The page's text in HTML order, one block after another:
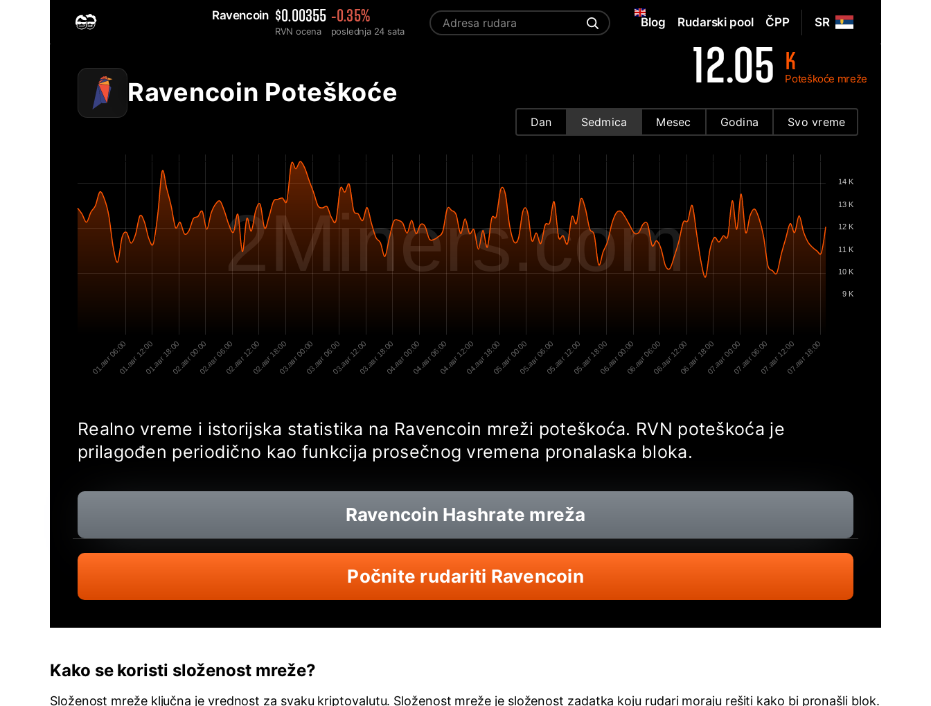
Ravencoin $0.00355
RVN ocena
-0.35%
poslednja 24 sata
SR
Blog Rudarski pool ČPP
Ravencoin Poteškoće 12.05 K
Poteškoće mreže
Dan Sedmica Mesec Godina Svo vreme
2Miners.com
01.авг 06:0001.авг 12:0001.авг 18:0002.авг 00:0002.авг 06:0002.авг 12:0002.авг 18:0003.авг 00:0003.авг 06:0003.авг 12:0003.авг 18:0004.авг 00:0004.авг 06:0004.авг 12:0004.авг 18:0005.авг 00:0005.авг 06:0005.авг 12:0005.авг 18:0006.авг 00:0006.авг 06:0006.авг 12:0006.авг 18:0007.авг 00:0007.авг 06:0007.авг 12:0007.авг 18:00
9 K
10 K
11 K
12 K
13 K
14 K
Realno vreme i istorijska statistika na Ravencoin mreži poteškoća. RVN poteškoća je
prilagođen periodično kao funkcija prosečnog vremena pronalaska bloka.
Ravencoin Hashrate mreža
Počnite rudariti Ravencoin
Kako se koristi složenost mreže?
Složenost mreže ključna je vrednost za svaku kriptovalutu. Složenost mreže je složenost zadatka koju rudari moraju rešiti kako bi pronašli blok.